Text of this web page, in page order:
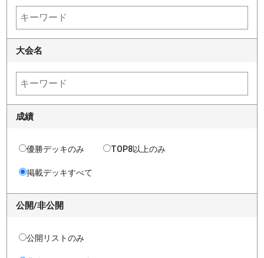
大会名
成績
優勝デッキのみ TOP8以上のみ
掲載デッキすべて
公開/非公開
公開リストのみ